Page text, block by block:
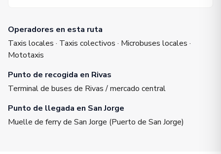
Operadores en esta ruta
Taxis locales · Taxis colectivos · Microbuses locales ·
Mototaxis
Punto de recogida en Rivas
Terminal de buses de Rivas / mercado central
Punto de llegada en San Jorge
Muelle de ferry de San Jorge (Puerto de San Jorge)